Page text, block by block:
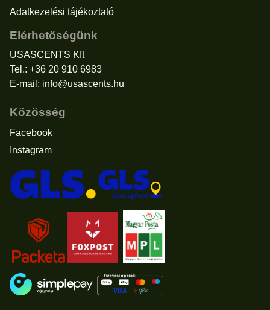
Adatkezelési tájékoztató
Elérhetőségünk
USASCENTS Kft
Tel.: +36 20 910 6983
E-mail: info@usascents.hu
Közösség
Facebook
Instagram